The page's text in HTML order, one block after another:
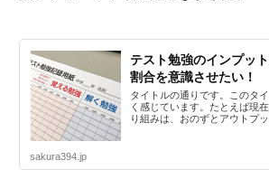
テスト勉強のインプッ
割合を意識させたい！
タイトルの通りです。このタ
く感じています。たとえば現
り組みは、おのずとアウトプッ
sakura394.jp